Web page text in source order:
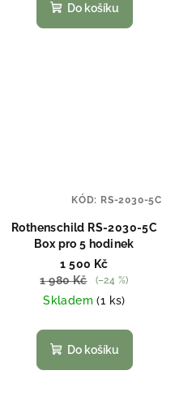
Do košíku
Rothenschild RS-2030-5C
Box pro 5 hodinek
1 500 Kč
1 980 Kč
(–24 %)
Skladem(1 ks)
Do košíku
KÓD: RS-2030-5C